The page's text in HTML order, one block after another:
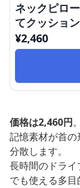
ネックピロ
てクッション
¥2,460
価格は2,460円。
記憶素材が首
分散します。
長時間のドラ
でも使える多目